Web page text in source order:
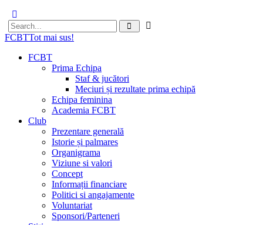
FCBTTot mai sus!
FCBT
Prima Echipa
Staf & jucători
Meciuri și rezultate prima echipă
Echipa feminina
Academia FCBT
Club
Prezentare generală
Istorie și palmares
Organigrama
Viziune si valori
Concept
Informații financiare
Politici si angajamente
Voluntariat
Sponsori/Parteneri